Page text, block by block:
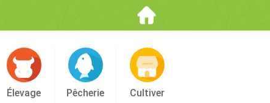
Élevage Pêcherie Cultiver